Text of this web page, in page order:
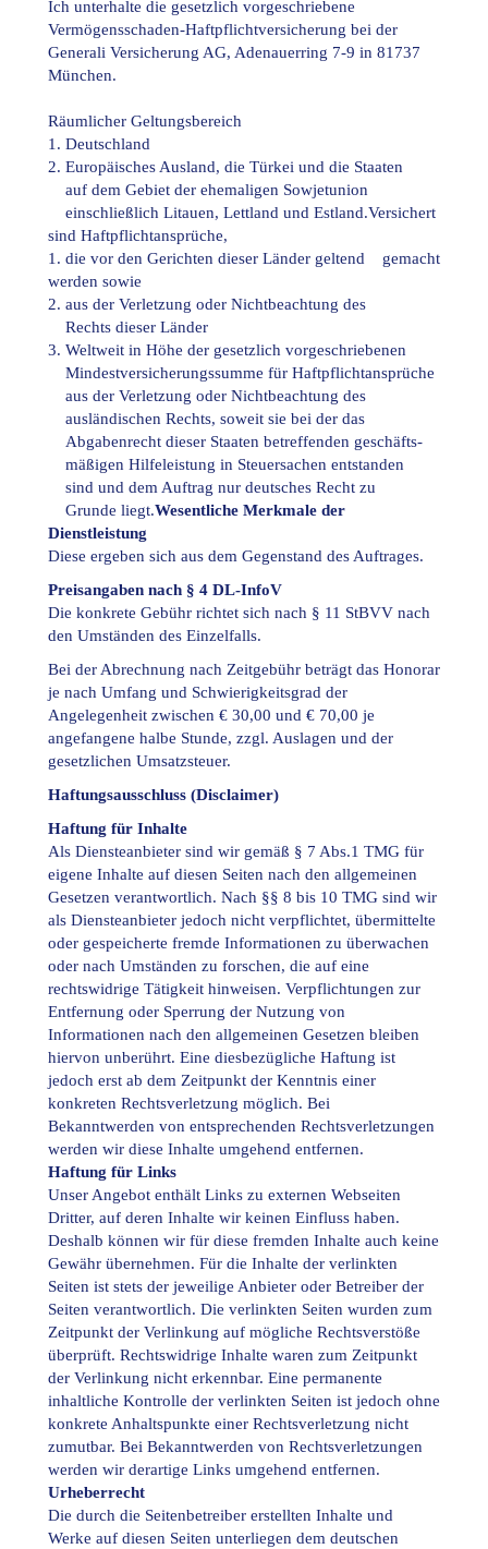
Ich unterhalte die gesetzlich vorgeschriebene
Vermögensschaden-Haftpflichtversicherung bei der
Generali Versicherung AG, Adenauerring 7-9 in 81737
München.
Räumlicher Geltungsbereich
1. Deutschland
2. Europäisches Ausland, die Türkei und die Staaten
auf dem Gebiet der ehemaligen Sowjetunion
einschließlich Litauen, Lettland und Estland.Versichert
sind Haftpflichtansprüche,
1. die vor den Gerichten dieser Länder geltend
gemacht
werden sowie
2. aus der Verletzung oder Nichtbeachtung des
Rechts dieser Länder
3. Weltweit in Höhe der gesetzlich vorgeschriebenen
Mindestversicherungssumme für Haftpflichtansprüche
aus der Verletzung oder Nichtbeachtung des
ausländischen Rechts, soweit sie bei der das
Abgabenrecht dieser Staaten betreffenden geschäfts-
mäßigen Hilfeleistung in Steuersachen entstanden
sind und dem Auftrag nur deutsches Recht zu
Grunde liegt.Wesentliche Merkmale der
Dienstleistung
Diese ergeben sich aus dem Gegenstand des Auftrages.
Preisangaben nach § 4 DL-InfoV
Die konkrete Gebühr richtet sich nach § 11 StBVV nach
den Umständen des Einzelfalls.
Bei der Abrechnung nach Zeitgebühr beträgt das Honorar
je nach Umfang und Schwierigkeitsgrad der
Angelegenheit zwischen € 30,00 und € 70,00 je
angefangene halbe Stunde, zzgl. Auslagen und der
gesetzlichen Umsatzsteuer.
Haftungsausschluss (Disclaimer)
Haftung für Inhalte
Als Diensteanbieter sind wir gemäß § 7 Abs.1 TMG für
eigene Inhalte auf diesen Seiten nach den allgemeinen
Gesetzen verantwortlich. Nach §§ 8 bis 10 TMG sind wir
als Diensteanbieter jedoch nicht verpflichtet, übermittelte
oder gespeicherte fremde Informationen zu überwachen
oder nach Umständen zu forschen, die auf eine
rechtswidrige Tätigkeit hinweisen. Verpflichtungen zur
Entfernung oder Sperrung der Nutzung von
Informationen nach den allgemeinen Gesetzen bleiben
hiervon unberührt. Eine diesbezügliche Haftung ist
jedoch erst ab dem Zeitpunkt der Kenntnis einer
konkreten Rechtsverletzung möglich. Bei
Bekanntwerden von entsprechenden Rechtsverletzungen
werden wir diese Inhalte umgehend entfernen.
Haftung für Links
Unser Angebot enthält Links zu externen Webseiten
Dritter, auf deren Inhalte wir keinen Einfluss haben.
Deshalb können wir für diese fremden Inhalte auch keine
Gewähr übernehmen. Für die Inhalte der verlinkten
Seiten ist stets der jeweilige Anbieter oder Betreiber der
Seiten verantwortlich. Die verlinkten Seiten wurden zum
Zeitpunkt der Verlinkung auf mögliche Rechtsverstöße
überprüft. Rechtswidrige Inhalte waren zum Zeitpunkt
der Verlinkung nicht erkennbar. Eine permanente
inhaltliche Kontrolle der verlinkten Seiten ist jedoch ohne
konkrete Anhaltspunkte einer Rechtsverletzung nicht
zumutbar. Bei Bekanntwerden von Rechtsverletzungen
werden wir derartige Links umgehend entfernen.
Urheberrecht
Die durch die Seitenbetreiber erstellten Inhalte und
Werke auf diesen Seiten unterliegen dem deutschen